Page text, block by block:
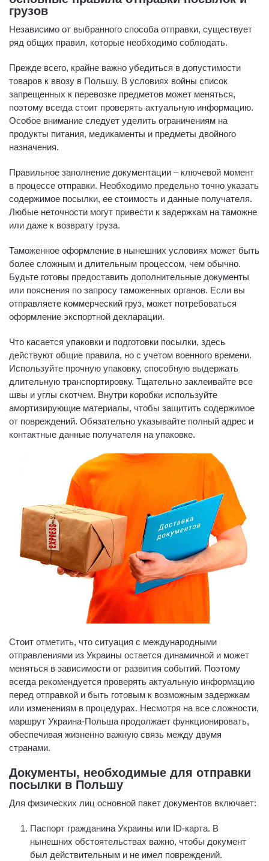
грузов
Независимо от выбранного способа отправки, существует
ряд общих правил, которые необходимо соблюдать.
Прежде всего, крайне важно убедиться в допустимости
товаров к ввозу в Польшу. В условиях войны список
запрещенных к перевозке предметов может меняться,
поэтому всегда стоит проверять актуальную информацию.
Особое внимание следует уделить ограничениям на
продукты питания, медикаменты и предметы двойного
назначения.
Правильное заполнение документации – ключевой момент
в процессе отправки. Необходимо предельно точно указать
содержимое посылки, ее стоимость и данные получателя.
Любые неточности могут привести к задержкам на таможне
или даже к возврату груза.
Таможенное оформление в нынешних условиях может быть
более сложным и длительным процессом, чем обычно.
Будьте готовы предоставить дополнительные документы
или пояснения по запросу таможенных органов. Если вы
отправляете коммерческий груз, может потребоваться
оформление экспортной декларации.
Что касается упаковки и подготовки посылки, здесь
действуют общие правила, но с учетом военного времени.
Используйте прочную упаковку, способную выдержать
длительную транспортировку. Тщательно заклеивайте все
швы и углы скотчем. Внутри коробки используйте
амортизирующие материалы, чтобы защитить содержимое
от повреждений. Обязательно указывайте полный адрес и
контактные данные получателя на упаковке.
Стоит отметить, что ситуация с международными
отправлениями из Украины остается динамичной и может
меняться в зависимости от развития событий. Поэтому
всегда рекомендуется проверять актуальную информацию
перед отправкой и быть готовым к возможным задержкам
или изменениям в процедурах. Несмотря на все сложности,
маршрут Украина-Польша продолжает функционировать,
обеспечивая жизненно важную связь между двумя
странами.
Документы, необходимые для отправки
посылки в Польшу
Для физических лиц основной пакет документов включает:
Паспорт гражданина Украины или ID-карта. В
нынешних обстоятельствах важно, чтобы документ
был действительным и не имел повреждений.